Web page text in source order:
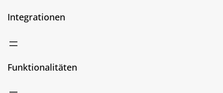
Integrationen
Funktionalitäten